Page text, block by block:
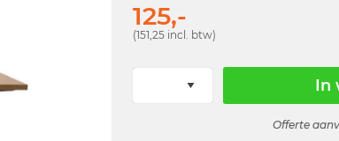
125,-
(151,25 incl. btw)
In
Offerte